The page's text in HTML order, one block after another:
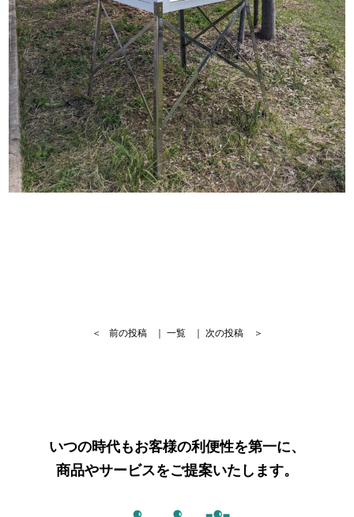
＜ 前の投稿 ｜ 一覧 ｜ 次の投稿 ＞
いつの時代もお客様の利便性を第一に、
商品やサービスをご提案いたします。